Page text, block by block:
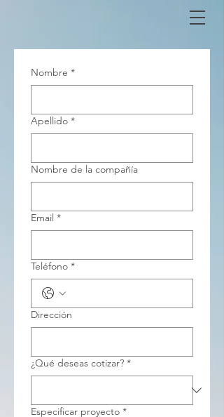
Nombre *
Apellido *
Nombre de la compañía
Email *
Teléfono *
Dirección
¿Qué deseas cotizar? *
Especificar proyecto *